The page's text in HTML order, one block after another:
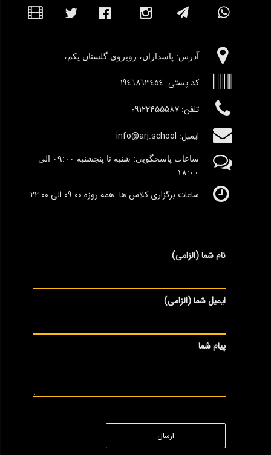
آدرس:‌ پاسداران، روبروی گلستان یکم،
کد پستی: ١٩٤٦٨٦٣٤٥٤
تلفن: ۰۹۱۲۲۴۵۵۵۸۷
ایمیل: info@arj.school
ساعات پاسخگویی: شنبه تا پنجشنبه ٠۹:۰۰ الی
١٨:٠٠
ساعات برگزاری کلاس ها: همه روزه ۰۹:۰۰ الی ۲۲:۰۰
نام شما (الزامی)
ایمیل شما (الزامی)
پیام شما
ارسال